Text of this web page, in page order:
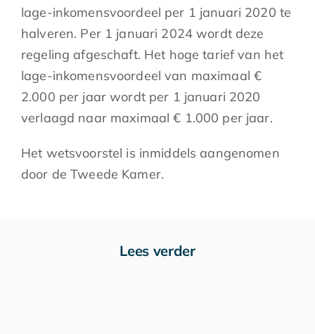
lage-inkomensvoordeel per 1 januari 2020 te
halveren. Per 1 januari 2024 wordt deze
regeling afgeschaft. Het hoge tarief van het
lage-inkomensvoordeel van maximaal €
2.000 per jaar wordt per 1 januari 2020
verlaagd naar maximaal € 1.000 per jaar.
Het wetsvoorstel is inmiddels aangenomen
door de Tweede Kamer.
Lees verder